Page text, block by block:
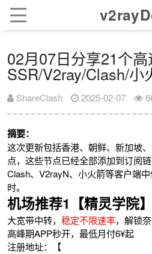
02月07日分享21个高
SSR/V2ray/Clash/小
ShareClash 2025-02-07
摘要：
这次更新包括香港、朝鲜、新加坡
点，这些节点已经全部添加到订阅
Clash、V2rayN、小火箭等客户端
时。
机场推荐1【精灵学院】
大宽带中转，稳定不限速率，解锁
高峰期APP秒开，最低月付6¥起
注册地址：【